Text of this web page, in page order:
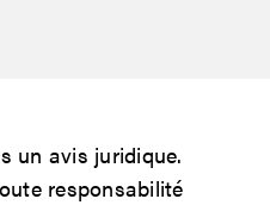
un avis juridique.
responsabilité